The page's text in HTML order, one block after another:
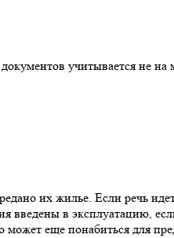
учитывается не на
их жилье. Если речь
введены в эксплуатацию,
еще понабиться для